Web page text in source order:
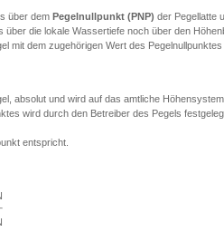
über dem Pegelnullpunkt (PNP) der Pegellatte
die lokale Wassertiefe noch über den
mit dem zugehörigen Wert des
absolut und wird auf das amtliche
wird durch den Betreiber des Pegels
entspricht.